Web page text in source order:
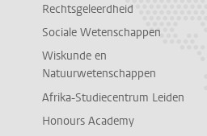
Rechtsgeleerdheid
Sociale Wetenschappen
Wiskunde en
Natuurwetenschappen
Afrika-Studiecentrum Leiden
Honours Academy